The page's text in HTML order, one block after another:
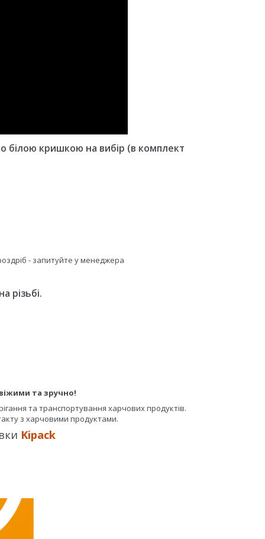
білою кришкою на вибір (в комплект
- запитуйте у менеджера
різьбі.
та зручно!
та транспортування харчових продуктів.
з харчовими продуктами.
Kipack